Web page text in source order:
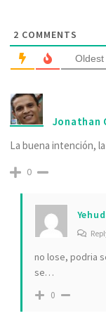
2 COMMENTS
Oldest
Jonathan
La buena intención,
0
no lose, podria
se…
0